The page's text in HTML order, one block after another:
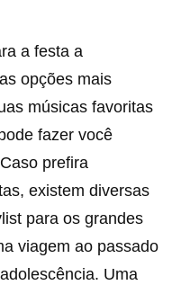
a festa a
opções mais
músicas favoritas
fazer você
prefira
existem diversas
para os grandes
viagem ao passado
Uma